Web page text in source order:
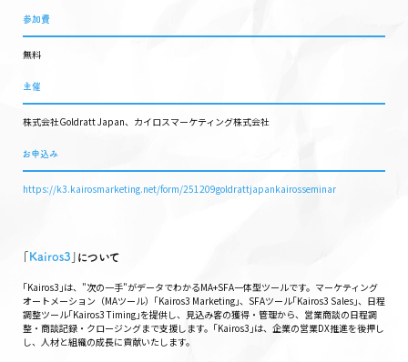
参加費
無料
主催
株式会社Goldratt Japan、カイロスマーケティング株式会社
お申込み
https://k3.kairosmarketing.net/form/251209goldrattjapankairosseminar
Kairos3 ｣について
｢Kairos3｣は、"次の一手"がデータでわかるMA+SFA一体型ツールです。マーケティング
オートメーション（MAツール）｢Kairos3 Marketing｣、SFAツール｢Kairos3 Sales｣、日程
調整ツール｢Kairos3 Timing｣を提供し、見込み客の獲得・管理から、営業商談の日程調
整・商談記録・クロージングまで支援します。｢Kairos3｣は、企業の営業DX推進を後押し
し、人材と組織の成長に貢献いたします。